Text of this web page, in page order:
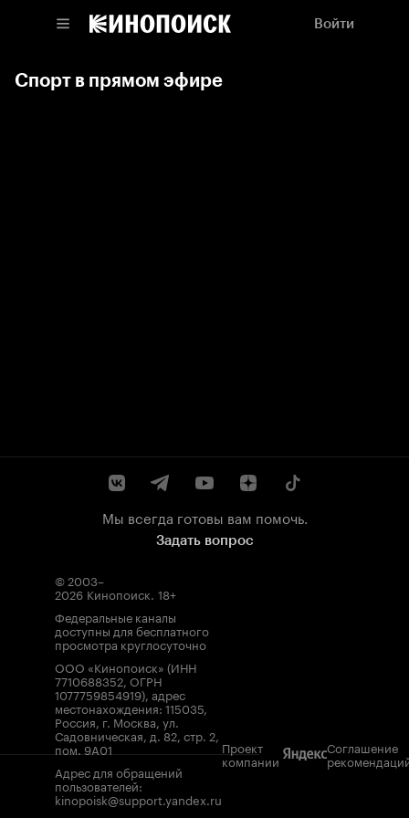
Войти
Спорт в прямом эфире
Мы всегда готовы вам помочь.
Задать вопрос
© 2003–
2026 Кинопоиск. 18+
Федеральные каналы
доступны для бесплатного
просмотра круглосуточно
ООО «Кинопоиск» (ИНН
7710688352, ОГРН
1077759854919), адрес
местонахождения: 115035,
Россия, г. Москва, ул.
Садовническая, д. 82, стр. 2,
пом. 9А01
Адрес для обращений
пользователей:
kinopoisk@support.yandex.ru
Проект
компании
Соглашение